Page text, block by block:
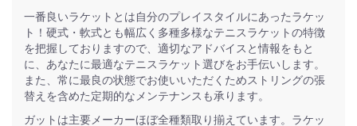
一番良いラケットとは自分のプレイスタイルにあったラケッ
ト！硬式・軟式とも幅広く多種多様なテニスラケットの特徴
を把握しておりますので、適切なアドバイスと情報をもと
に、あなたに最適なテニスラケット選びをお手伝いします。
また、常に最良の状態でお使いいただくためストリングの張
替えを含めた定期的なメンテナンスも承ります。
ガットは主要メーカーほぼ全種類取り揃えています。ラケッ